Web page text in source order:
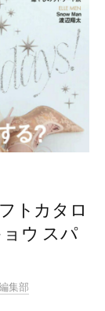
トカタロ
ウ スパ
集部